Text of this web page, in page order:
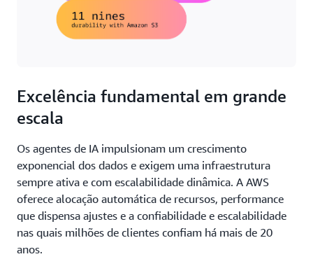
Excelência fundamental em grande
escala
Os agentes de IA impulsionam um crescimento
exponencial dos dados e exigem uma infraestrutura
sempre ativa e com escalabilidade dinâmica. A AWS
oferece alocação automática de recursos, performance
que dispensa ajustes e a confiabilidade e escalabilidade
nas quais milhões de clientes confiam há mais de 20
anos.